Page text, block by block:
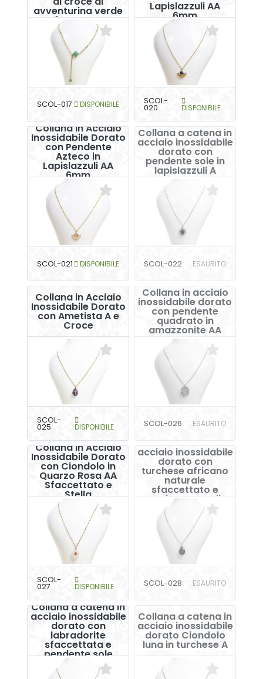
avventurina verde
sfaccettata
SCOL-017 DISPONIBILE
Lapislazzuli AA
6mm
SCOL-
020 DISPONIBILE
Collana in Acciaio
Inossidabile Dorato
con Pendente
Azteco in
Lapislazzuli AA
6mm
SCOL-021 DISPONIBILE
Collana a catena in
acciaio inossidabile
dorato con
pendente sole in
lapislazzuli A
SCOL-022 ESAURITO
Collana in Acciaio
Inossidabile Dorato
con Ametista A e
Croce
SCOL-
025 DISPONIBILE
Collana in acciaio
inossidabile dorato
con pendente
quadrato in
amazzonite AA
SCOL-026 ESAURITO
Collana in Acciaio
Inossidabile Dorato
con Ciondolo in
Quarzo Rosa AA
Sfaccettato e
Stella
SCOL-
027 DISPONIBILE
acciaio inossidabile
dorato con
turchese africano
naturale
sfaccettato e
pendente a stella
SCOL-028 ESAURITO
Collana a catena in
acciaio inossidabile
dorato con
labradorite
sfaccettata e
pendente sole
Collana a catena in
acciaio inossidabile
dorato Ciondolo
luna in turchese A